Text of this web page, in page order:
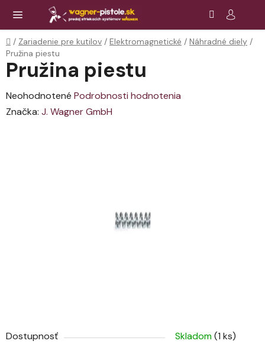
obsah
Domov
/ Zariadenie pre kutilov / Elektromagnetické / Náhradné diely /
Pružina piestu
Dostupnosť Skladom(1 ks)
Pružina piestu
Priemerné
hodnotenie
Neohodnotené Podrobnosti hodnotenia
Značka: J. Wagner GmbH